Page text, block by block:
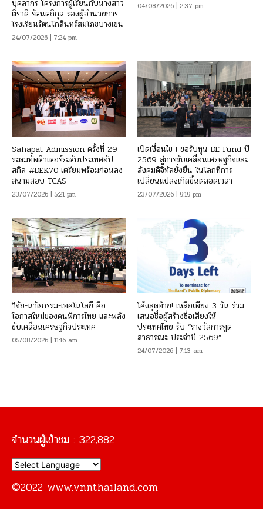
บุคลากร โครงการผู้เรียนกับนางสาว
ติรวดี รัตนตถิกุล รองผู้อำนวยการ
โรงเรียนรัตนโกสินทร์สมโภชบางเขน
24/07/2026 | 7:24 pm
04/08/2026 | 2:37 pm
Sahapat Admission ครั้งที่ 29
ระดมทัพติวเตอร์ระดับประเทศอัป
สกิล #DEK70 เตรียมพร้อมก่อนลง
สนามสอบ TCAS
23/07/2026 | 5:21 pm
เปิดเงื่อนไข ! ขอรับทุน DE Fund ปี
2569 สู่การขับเคลื่อนเศรษฐกิจและ
สังคมดิจิทัลยั่งยืน ในโลกที่การ
เปลี่ยนแปลงเกิดขึ้นตลอดเวลา
23/07/2026 | 9:19 pm
วิจัย-นวัตกรรม-เทคโนโลยี คือ
โอกาสใหม่ของคนพิการไทย และพลัง
ขับเคลื่อนเศรษฐกิจประเทศ
05/08/2026 | 11:16 am
โค้งสุดท้าย! เหลือเพียง 3 วัน ร่วม
เสนอชื่อผู้สร้างชื่อเสียงให้
ประเทศไทย รับ “รางวัลการทูต
สาธารณะ ประจำปี 2569”
24/07/2026 | 7:13 am
จำนวนผู้เข้าชม : 322,882
©2022 www.vnnthailand.com